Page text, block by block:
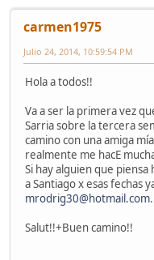
carmen1975
Julio 24, 2014, 10:59:54 PM
Hola a todos!!
Va a ser la primera vez
Sarria sobre la tercera
camino con una amiga
realmente me hacE
Si hay alguien que piensa
a Santiago x esas fechas
mrodrig30@hotmail.com.
Salut!!+Buen camino!!